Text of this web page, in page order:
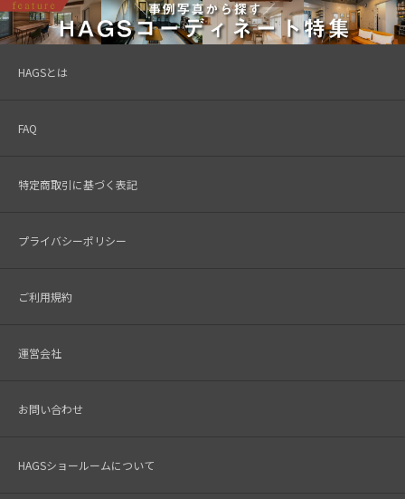
HAGSとは
FAQ
特定商取引に基づく表記
プライバシーポリシー
ご利用規約
運営会社
お問い合わせ
HAGSショールームについて